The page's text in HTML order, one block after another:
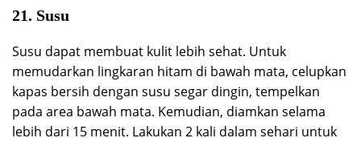
21. Susu
Susu dapat membuat kulit lebih sehat. Untuk
memudarkan lingkaran hitam di bawah mata, celupkan
kapas bersih dengan susu segar dingin, tempelkan
pada area bawah mata. Kemudian, diamkan selama
lebih dari 15 menit. Lakukan 2 kali dalam sehari untuk